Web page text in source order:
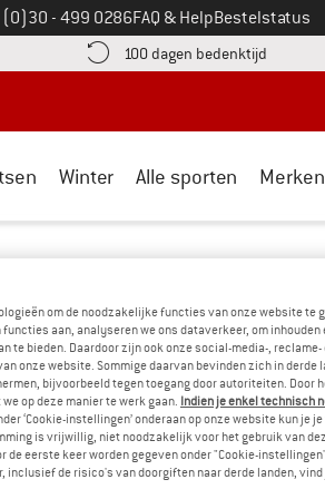
op
(0)30 - 499 0286FAQ & HelpBestelstatus
hier! Opent in een infovak
100 dagen bedenktijd Vind
Winter Alle sporten Merken
op te sturen. Ons logistieke team
gemiddeld3-5 werkdagentot het
crashpads, wandelstokken,
bewaard in ons magazijn en
Nederland verzenden wij al gratis
om de noodzakelijke functies van onze website te
aan, analyseren we ons dataverkeer, om inhouden
te bieden. Daardoor zijn ook onze social-media-, reclame-
onze website. Sommige daarvan bevinden zich in derde
bijvoorbeeld tegen toegang door autoriteiten. Door
op deze manier te werk gaan. Indien je enkel technisch
‘Cookie-instellingen’ onderaan op onze website kun je
is vrijwillig, niet noodzakelijk voor het gebruik van
de eerste keer worden gegeven onder "Cookie-
de risico's van doorgiften naar derde landen, vind